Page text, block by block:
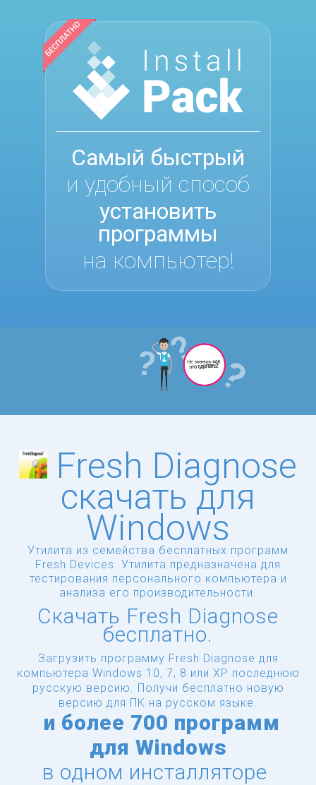
Самый быстрый
и удобный способ
установить
программы
на компьютер!
Fresh Diagnose
скачать для
Windows
Утилита из семейства бесплатных программ
Fresh Devices. Утилита предназначена для
тестирования персонального компьютера и
анализа его производительности.
Скачать Fresh Diagnose
бесплатно.
Загрузить программу Fresh Diagnose для
компьютера Windows 10, 7, 8 или XP последнюю
русскую версию.
Получи бесплатно новую
версию для ПК на русском языке.
и более 700 программ
для Windows
в одном инсталляторе